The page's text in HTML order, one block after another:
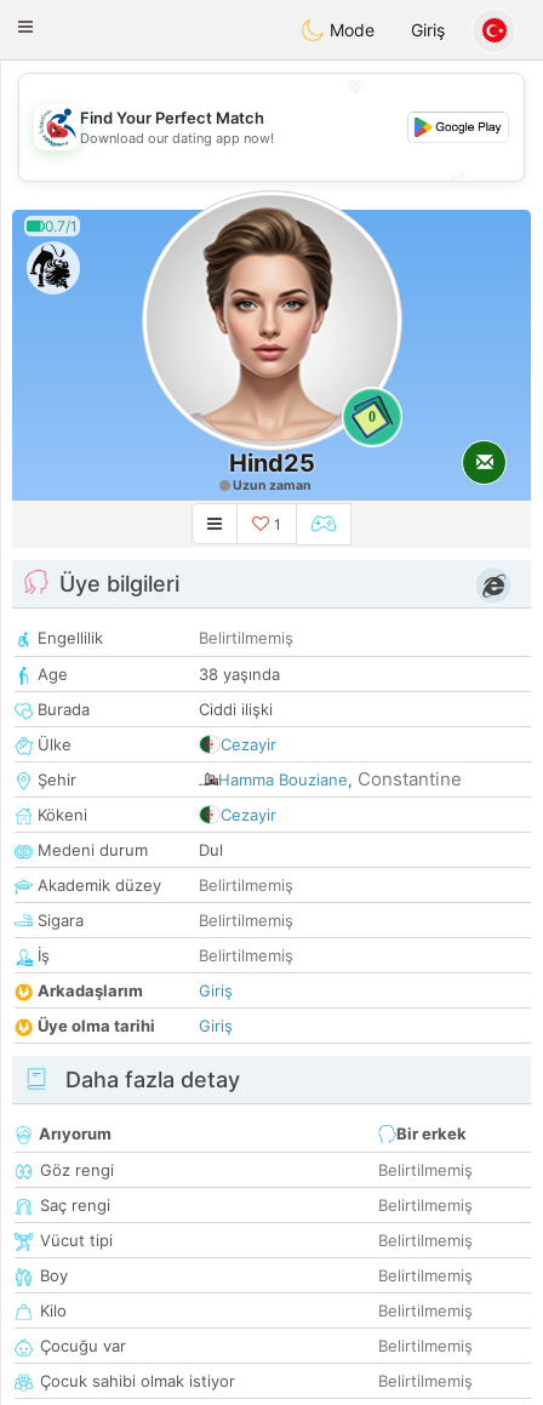
Handi Space
Toggle
Mode Giriş
💖
💕
Find Your Perfect Match
Download our dating app now!
0.7/1
0
Hind25
Uzun zaman
1
Üye bilgileri
Engellilik
Belirtilmemiş
Age
38 yaşında
Burada
Ciddi ilişki
Ülke
Cezayir
Şehir
Hamma Bouziane, Constantine
Kökeni
Cezayir
Medeni durum
Dul
Akademik düzey
Belirtilmemiş
Sigara
Belirtilmemiş
İş
Belirtilmemiş
Arkadaşlarım
Giriş
Üye olma tarihi
Giriş
Daha fazla detay
Arıyorum
Bir erkek
Göz rengi
Belirtilmemiş
Saç rengi
Belirtilmemiş
Vücut tipi
Belirtilmemiş
Boy
Belirtilmemiş
Kilo
Belirtilmemiş
Çocuğu var
Belirtilmemiş
Çocuk sahibi olmak istiyor
Belirtilmemiş